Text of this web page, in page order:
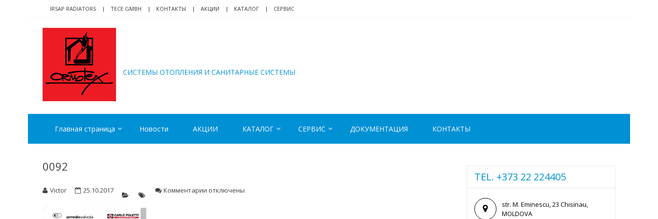
navigation
content
IRSAP RADIATORS TECE GMBH КОНТАКТЫ АКЦИИ КАТАЛОГ СЕРВИС
CИСТЕМЫ ОТОПЛЕНИЯ И САНИТАРНЫЕ СИСТЕМЫ
Главная страница Новости АКЦИИ КАТАЛОГ СЕРВИС ДОКУМЕНТАЦИЯ КОНТАКТЫ
0092
Victor 25.10.2017 Комментарии котключены
TEL. +373 22 224405
str. M. Eminescu, 23 Chisinau,
MOLDOVA